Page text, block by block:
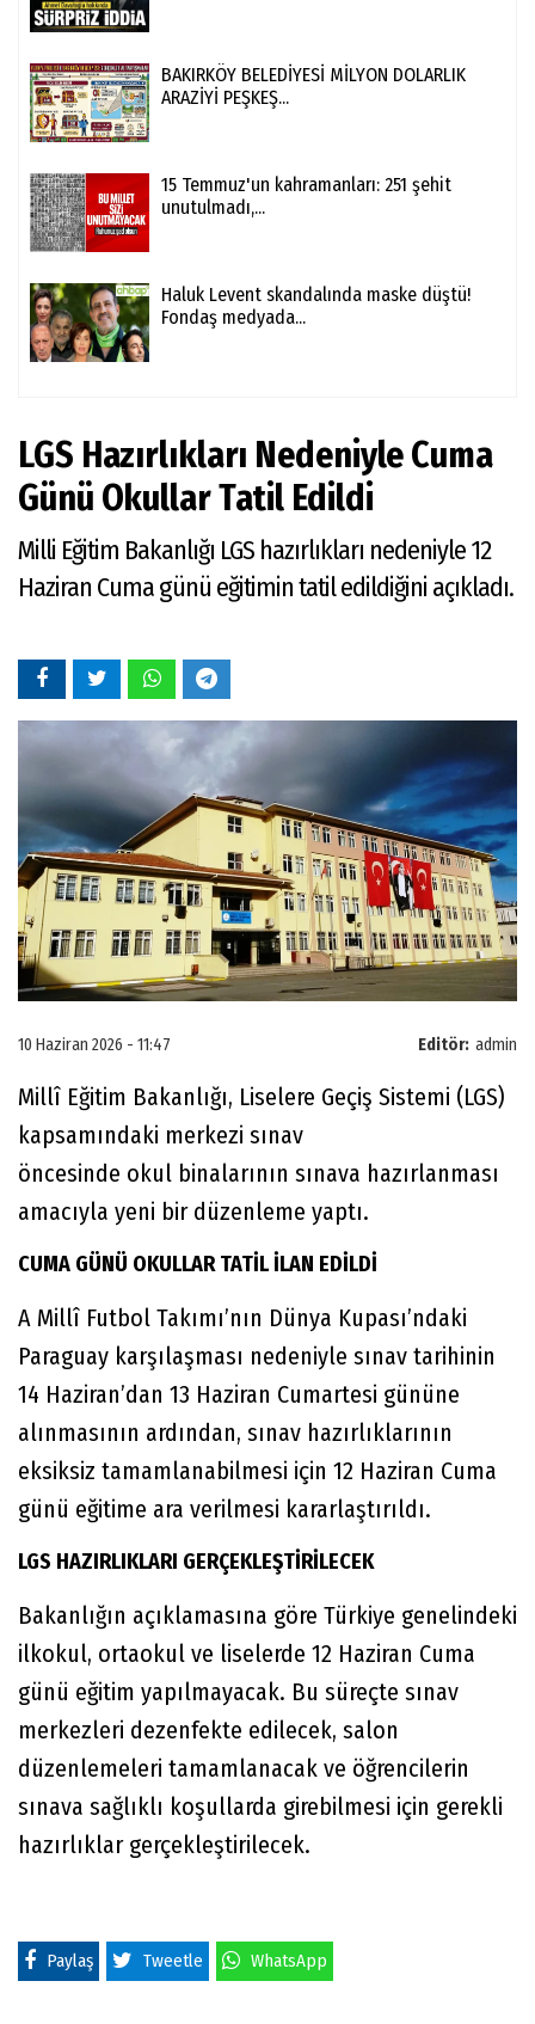
BAKIRKÖY BELEDİYESİ MİLYON DOLARLIK
ARAZİYİ PEŞKEŞ...
15 Temmuz'un kahramanları: 251 şehit
unutulmadı,...
Haluk Levent skandalında maske düştü!
Fondaş medyada...
LGS Hazırlıkları Nedeniyle Cuma
Günü Okullar Tatil Edildi
Milli Eğitim Bakanlığı LGS hazırlıkları nedeniyle 12
Haziran Cuma günü eğitimin tatil edildiğini açıkladı.
Editör: admin
10 Haziran 2026 - 11:47
Millî Eğitim Bakanlığı, Liselere Geçiş Sistemi (LGS)
kapsamındaki merkezi sınav
öncesinde okul binalarının sınava hazırlanması
amacıyla yeni bir düzenleme yaptı.
CUMA GÜNÜ OKULLAR TATİL İLAN EDİLDİ
A Millî Futbol Takımı’nın Dünya Kupası’ndaki
Paraguay karşılaşması nedeniyle sınav tarihinin
14 Haziran’dan 13 Haziran Cumartesi gününe
alınmasının ardından, sınav hazırlıklarının
eksiksiz tamamlanabilmesi için 12 Haziran Cuma
günü eğitime ara verilmesi kararlaştırıldı.
LGS HAZIRLIKLARI GERÇEKLEŞTİRİLECEK
Bakanlığın açıklamasına göre Türkiye genelindeki
ilkokul, ortaokul ve liselerde 12 Haziran Cuma
günü eğitim yapılmayacak. Bu süreçte sınav
merkezleri dezenfekte edilecek, salon
düzenlemeleri tamamlanacak ve öğrencilerin
sınava sağlıklı koşullarda girebilmesi için gerekli
hazırlıklar gerçekleştirilecek.
Paylaş Tweetle WhatsApp